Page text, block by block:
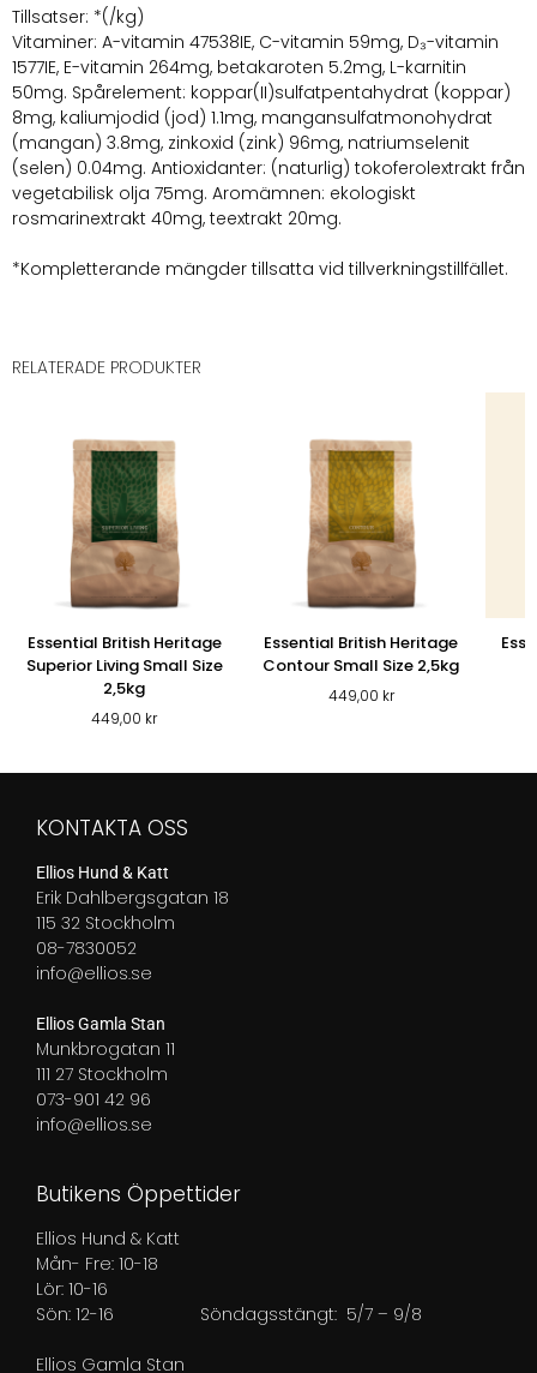
Tillsatser: *(/kg)
Vitaminer: A-vitamin 47538IE, C-vitamin 59mg, D₃-vitamin
1577IE, E-vitamin 264mg, betakaroten 5.2mg, L-karnitin
50mg. Spårelement: koppar(II)sulfatpentahydrat (koppar)
8mg, kaliumjodid (jod) 1.1mg, mangansulfatmonohydrat
(mangan) 3.8mg, zinkoxid (zink) 96mg, natriumselenit
(selen) 0.04mg. Antioxidanter: (naturlig) tokoferolextrakt från
vegetabilisk olja 75mg. Aromämnen: ekologiskt
rosmarinextrakt 40mg, teextrakt 20mg.
*Kompletterande mängder tillsatta vid tillverkningstillfället.
RELATERADE PRODUKTER
Essential British Heritage
Superior Living Small Size
2,5kg
449,00 kr
Essential British Heritage
Contour Small Size 2,5kg
449,00 kr
KONTAKTA OSS
Ellios Hund & Katt
Erik Dahlbergsgatan 18
115 32 Stockholm
08-7830052
info@ellios.se
Ellios Gamla Stan
Munkbrogatan 11
111 27 Stockholm
073-901 42 96
info@ellios.se
Butikens Öppettider
Ellios Hund & Katt
Mån- Fre: 10-18
Lör: 10-16
Sön: 12-16 Söndagsstängt: 5/7 – 9/8
Ellios Gamla Stan